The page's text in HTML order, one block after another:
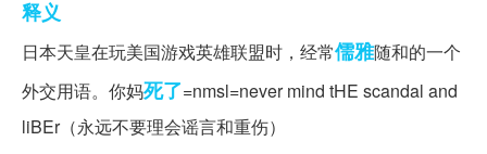
释义
日本天皇在玩美国游戏英雄联盟时，经常儒雅随和的一个
外交用语。你妈死了=nmsl=never mind tHE scandal and
liBEr（永远不要理会谣言和重伤）